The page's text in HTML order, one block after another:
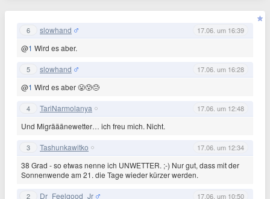
6 slowhand 17.06. um 16:39
@1 Wird es aber.
5 slowhand 17.06. um 16:28
@1 Wird es aber 😤😰😓
4 TariNarmolanya 17.06. um 12:48
Und Migrääänewetter… ich freu mich. Nicht.
3 Tashunkawitko 17.06. um 12:34
38 Grad - so etwas nenne ich UNWETTER. ;-) Nur gut, dass mit der
Sonnenwende am 21. die Tage wieder kürzer werden.
2 Dr_Feelgood_Jr 17.06. um 10:50